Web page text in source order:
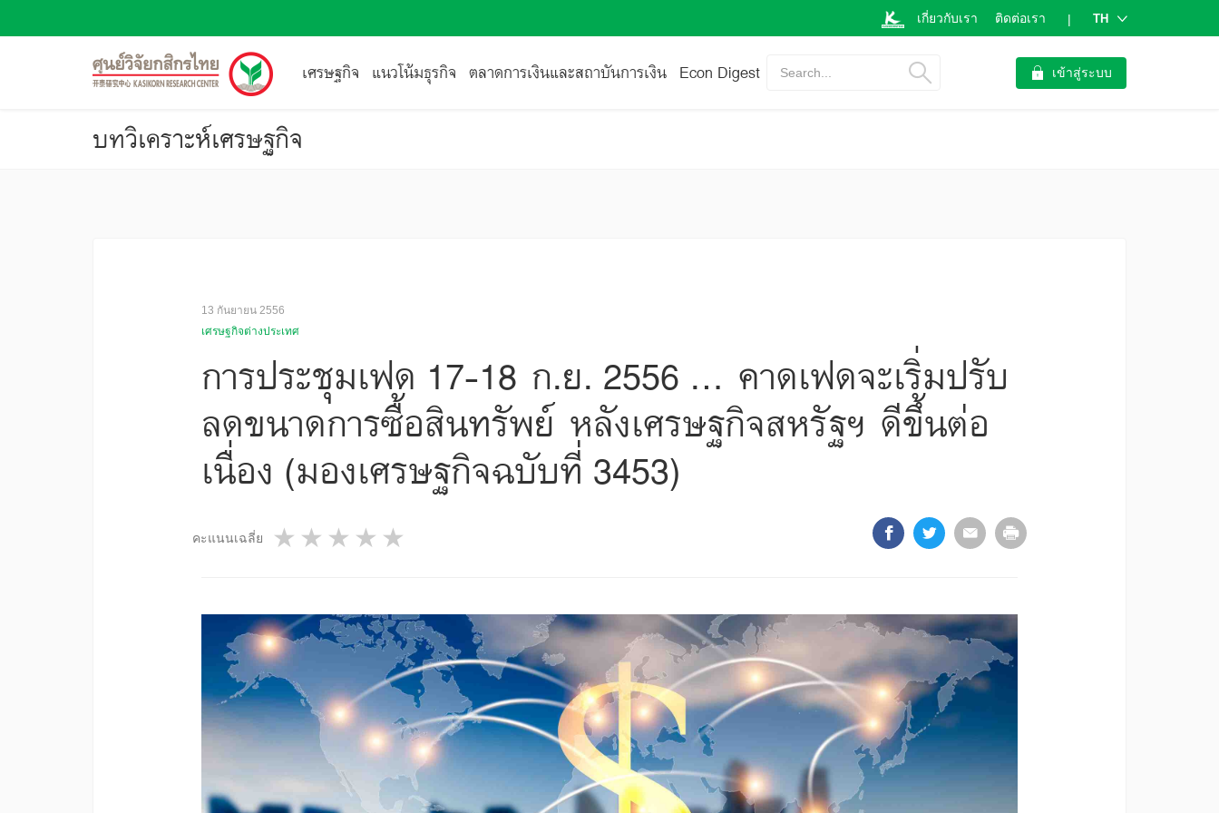
เกี่ยวกับเรา ติดต่อเรา | TH
เศรษฐกิจ แนวโน้มธุรกิจ ตลาดการเงินและสถาบันการเงิน Econ Digest Search... เข้าสู่ระบบ
บทวิเคราะห์เศรษฐกิจ
13 กันยายน 2556
เศรษฐกิจต่างประเทศ
การประชุมเฟด 17-18 ก.ย. 2556 ... คาดเฟดจะเริ่มปรับ
ลดขนาดการซื้อสินทรัพย์ หลังเศรษฐกิจสหรัฐฯ ดีขึ้นต่อ
เนื่อง (มองเศรษฐกิจฉบับที่ 3453)
คะแนนเฉลี่ย 4 stars
3 stars
2 stars
1 star